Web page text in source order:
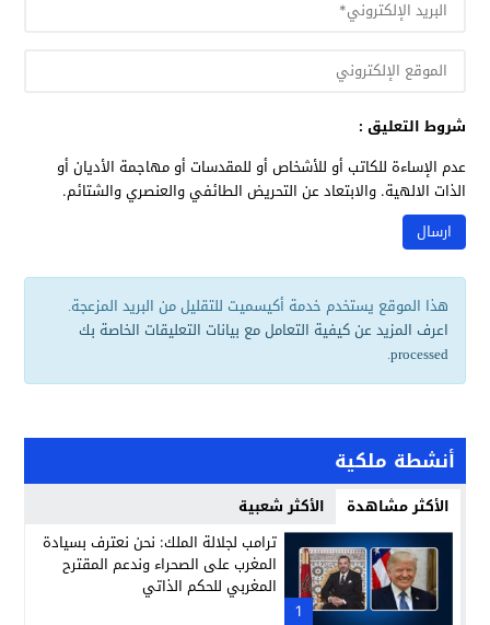
شروط التعليق :
عدم الإساءة للكاتب أو للأشخاص أو للمقدسات أو مهاجمة الأديان أو
الذات الالهية. والابتعاد عن التحريض الطائفي والعنصري والشتائم.
هذا الموقع يستخدم خدمة أكيسميت للتقليل من البريد المزعجة.
اعرف المزيد عن كيفية التعامل مع بيانات التعليقات الخاصة بك
processed
.
أنشطة ملكية
الأكثر مشاهدة الأكثر شعبية
1
ترامب لجلالة الملك: نحن نعترف بسيادة
المغرب على الصحراء وندعم المقترح
المغربي للحكم الذاتي